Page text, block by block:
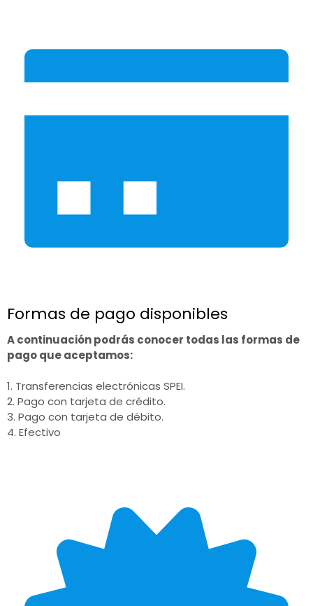
Formas de pago disponibles
A continuación podrás conocer todas las formas de
pago que aceptamos:
1. Transferencias electrónicas SPEI.
2. Pago con tarjeta de crédito.
3. Pago con tarjeta de débito.
4. Efectivo